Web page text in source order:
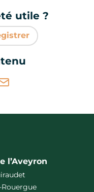
utile ?
(nouvelle
X / Twitter (nouvelle
sur WhatsApp
Partager par mail
l’Aveyron
Rouergue